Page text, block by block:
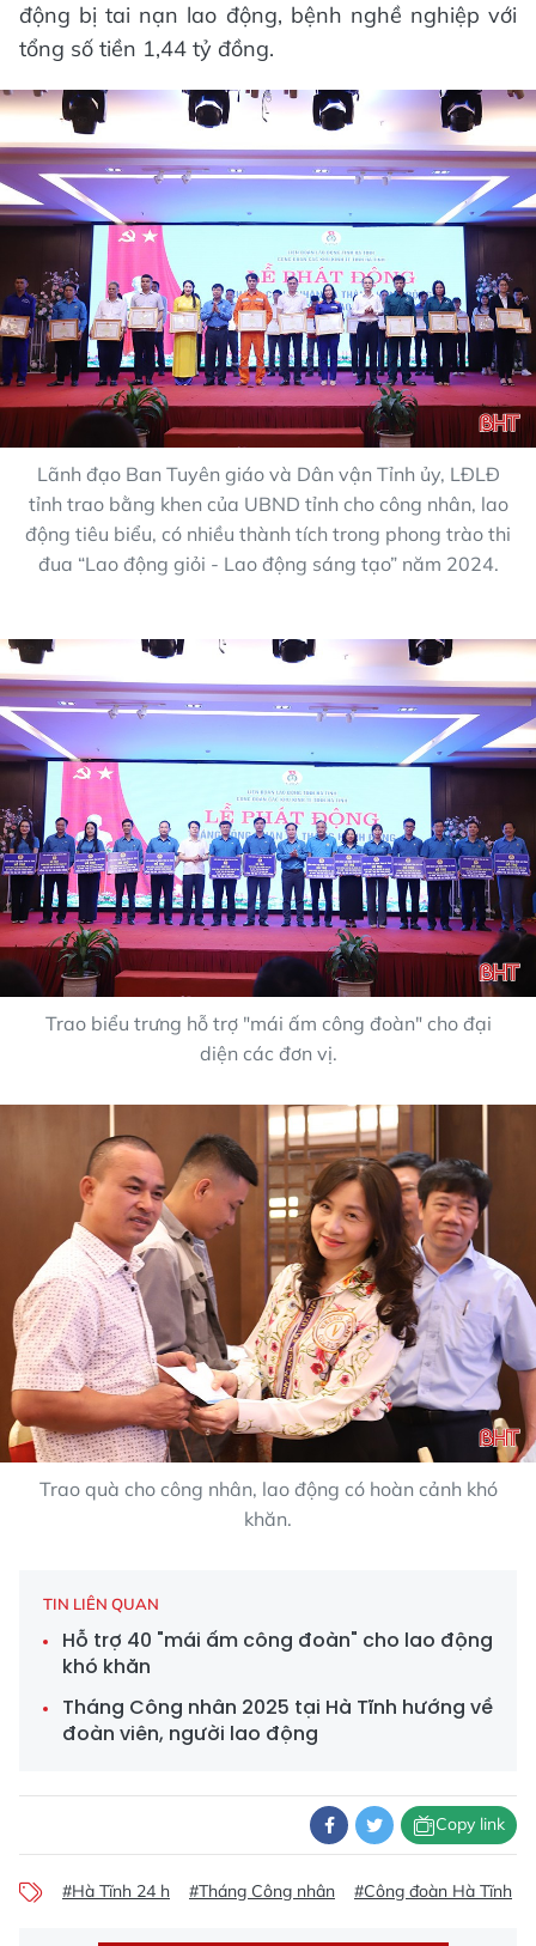
động bị tai nạn lao động, bệnh nghề nghiệp với
tổng số tiền 1,44 tỷ đồng.
Lãnh đạo Ban Tuyên giáo và Dân vận Tỉnh ủy, LĐLĐ
tỉnh trao bằng khen của UBND tỉnh cho công nhân, lao
động tiêu biểu, có nhiều thành tích trong phong trào thi
đua “Lao động giỏi - Lao động sáng tạo” năm 2024.
Trao biểu trưng hỗ trợ "mái ấm công đoàn" cho đại
diện các đơn vị.
Trao quà cho công nhân, lao động có hoàn cảnh khó
khăn.
TIN LIÊN QUAN
Hỗ trợ 40 "mái ấm công đoàn" cho lao động
khó khăn
Tháng Công nhân 2025 tại Hà Tĩnh hướng về
đoàn viên, người lao động
Copy link
#Hà Tĩnh 24 h #Tháng Công nhân #Công đoàn Hà Tĩnh